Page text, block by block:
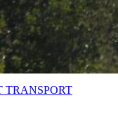
TRANSPORT